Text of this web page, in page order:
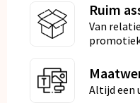
Ruim
Van
Altijd een